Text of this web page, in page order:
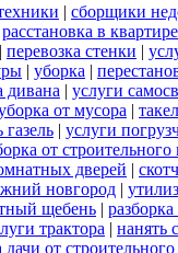
| сборщики
расстановка в квартире
| перевозка стенки |
| уборка |
дивана | услуги
от мусора |
газель | услуги
от строительного
дверей |
новгород |
щебень |
трактора | нанять
дачи от